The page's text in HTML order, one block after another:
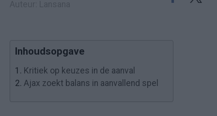
Inhoudsopgave
1. Kritiek op keuzes in de aanval
2. Ajax zoekt balans in aanvallend spel